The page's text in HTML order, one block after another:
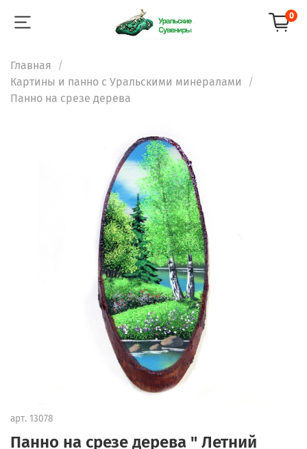
0
Главная
Картины и панно с Уральскими минералами
Панно на срезе дерева
арт. 13078
Панно на срезе дерева " Летний